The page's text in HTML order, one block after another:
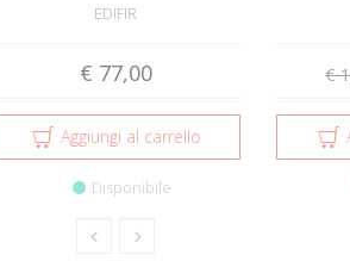
EDIFIR
€ 77,00
Aggiungi al carrello
Disponibile
€